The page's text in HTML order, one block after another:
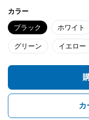
カラー
ブラック ホワイト
グリーン イエロー
カ